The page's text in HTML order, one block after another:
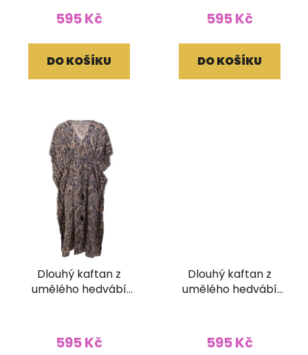
595 Kč
DO KOŠÍKU
595 Kč
DO KOŠÍKU
Dlouhý kaftan z
umělého hedvábí
595 Kč
Dlouhý kaftan z
umělého hedvábí
595 Kč